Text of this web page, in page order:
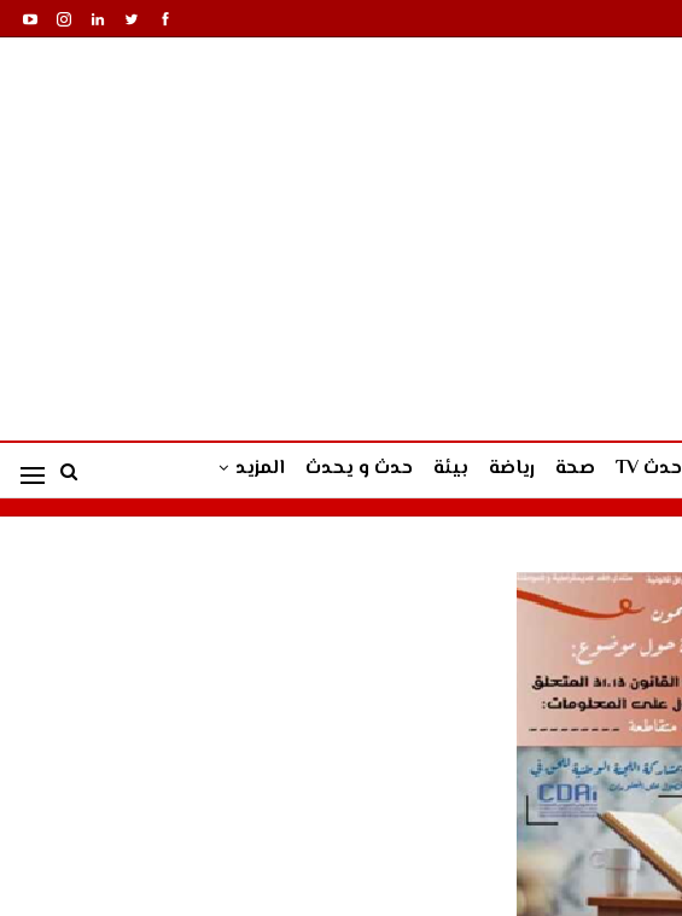
حدث TV صحة رياضة بيئة حدث و يحدث المزيد